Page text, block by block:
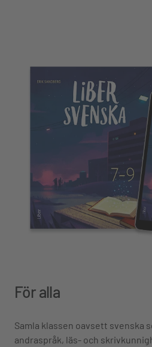
För alla
Samla klassen oavsett svenska
andraspråk, läs- och